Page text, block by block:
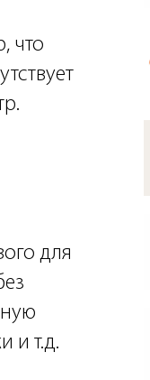
что
для
и т.д.